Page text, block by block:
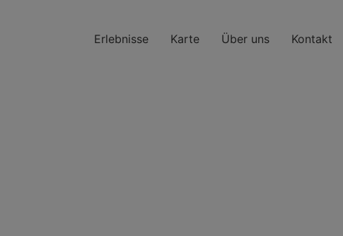
Erlebnisse Karte Über uns Kontakt